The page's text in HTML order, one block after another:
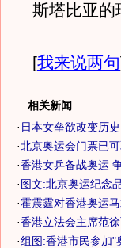
斯塔比亚的
[我来说两句
相关新闻
· 日本女垒欲改变历
·北京奥运会门票已
·香港女乒备战奥运
·图文:北京奥运纪念
·霍震霆对香港奥运
·香港立法会主席范
·组图:香港市民参加"